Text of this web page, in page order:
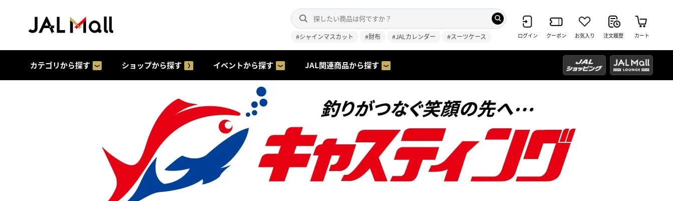
#シャインマスカット #財布 #JALカレンダー #スーツケース ログイン クーポン お気入り 注文履歴 カート
カテゴリから探す ショップから探す イベントから探す JAL関連商品から探す